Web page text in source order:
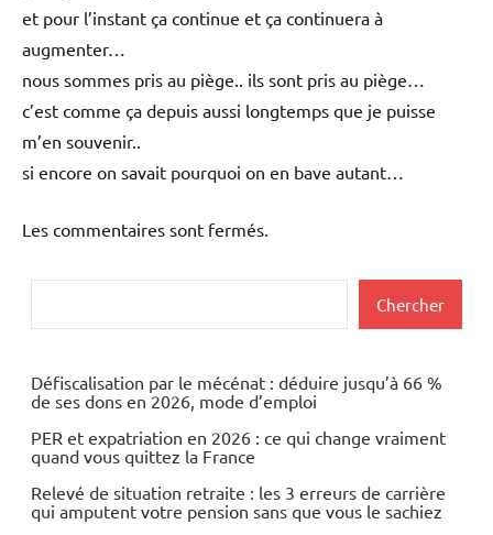
et pour l’instant ça continue et ça continuera à
augmenter…
nous sommes pris au piège.. ils sont pris au piège…
c’est comme ça depuis aussi longtemps que je puisse
m’en souvenir..
si encore on savait pourquoi on en bave autant…
Les commentaires sont fermés.
Chercher
Défiscalisation par le mécénat : déduire jusqu’à 66 %
de ses dons en 2026, mode d’emploi
PER et expatriation en 2026 : ce qui change vraiment
quand vous quittez la France
Relevé de situation retraite : les 3 erreurs de carrière
qui amputent votre pension sans que vous le sachiez